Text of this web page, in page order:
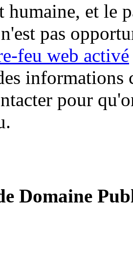
humaine, et le
pas
feu web activé
informations
pour
Domaine